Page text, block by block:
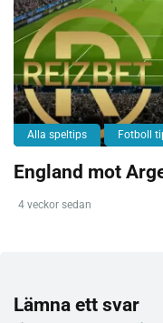
Alla speltips Fotboll
England mot
4 veckor sedan
Lämna ett svar